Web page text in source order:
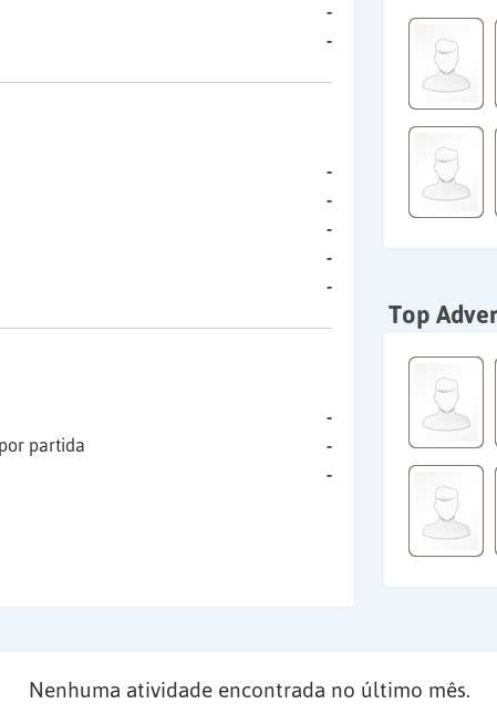
-
-
-
-
-
-
-
-
partida
-
-
Top
Nenhuma atividade encontrada no último mês.